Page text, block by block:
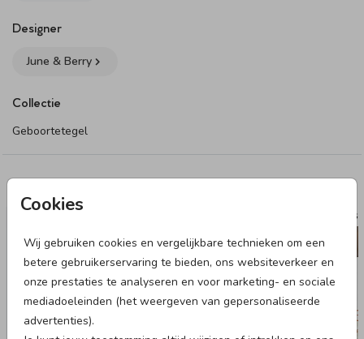
Cookies
Wij gebruiken cookies en vergelijkbare technieken om een
betere gebruikerservaring te bieden, ons websiteverkeer en
onze prestaties te analyseren en voor marketing- en sociale
mediadoeleinden (het weergeven van gepersonaliseerde
advertenties).
Dit product maakt onderdeel uit van
Designer
June & Berry
Collectie
Geboortetegel